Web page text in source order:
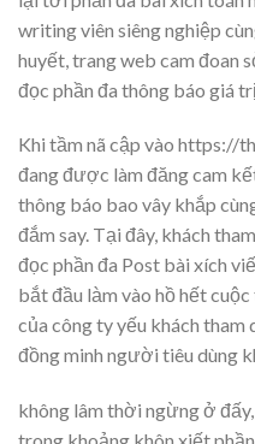
writing viên siêng nghiệp
huyết, trang web cam đoan
đọc phần đa thông báo giá
Khi tầm nã cập vào https://
đang được làm đăng cam
thông báo bao vây khắp
đắm say. Tại đây, khách
đọc phần đa Post bài xích
bắt đầu làm vào hồ hết
của công ty yếu khách tham
đồng minh người tiêu dùng
không lâm thời ngừng ở